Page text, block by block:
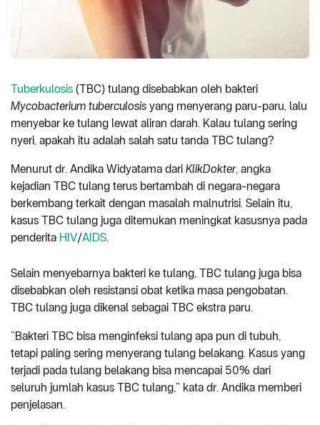
Tuberkulosis (TBC) tulang disebabkan oleh bakteri
Mycobacterium tuberculosis yang menyerang paru-paru, lalu
menyebar ke tulang lewat aliran darah. Kalau tulang sering
nyeri, apakah itu adalah salah satu tanda TBC tulang?
Menurut dr. Andika Widyatama dari KlikDokter, angka
kejadian TBC tulang terus bertambah di negara-negara
berkembang terkait dengan masalah malnutrisi. Selain itu,
kasus TBC tulang juga ditemukan meningkat kasusnya pada
penderita HIV/AIDS.
Selain menyebarnya bakteri ke tulang, TBC tulang juga bisa
disebabkan oleh resistansi obat ketika masa pengobatan.
TBC tulang juga dikenal sebagai TBC ekstra paru.
“Bakteri TBC bisa menginfeksi tulang apa pun di tubuh,
tetapi paling sering menyerang tulang belakang. Kasus yang
terjadi pada tulang belakang bisa mencapai 50% dari
seluruh jumlah kasus TBC tulang,” kata dr. Andika memberi
penjelasan.